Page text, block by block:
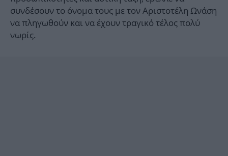
συνδέσουν το όνομα τους με τον Αριστοτέλη Ωνάση
να πληγωθούν και να έχουν τραγικό τέλος πολύ
νωρίς.